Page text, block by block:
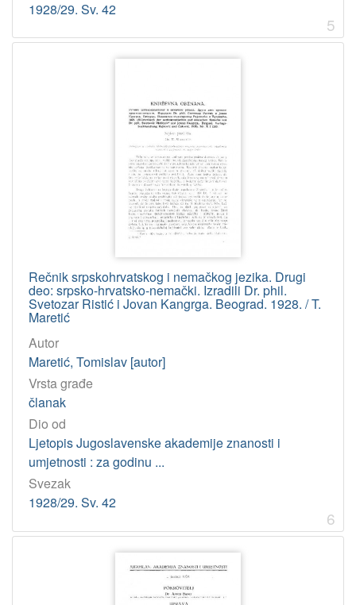
1928/29. Sv. 42
5
Rečnik srpskohrvatskog i nemačkog jezika. Drugi
deo: srpsko-hrvatsko-nemački. Izradili Dr. phil.
Svetozar Ristić i Jovan Kangrga. Beograd. 1928. / T.
Maretić
Autor
Maretić, Tomislav [autor]
Vrsta građe
članak
Dio od
Ljetopis Jugoslavenske akademije znanosti i
umjetnosti : za godinu ...
Svezak
1928/29. Sv. 42
6